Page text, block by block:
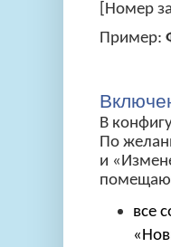
[Номер
Пример:
В
По
и
все